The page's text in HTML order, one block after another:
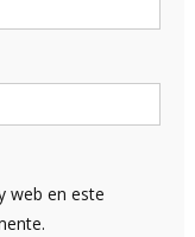
web en este